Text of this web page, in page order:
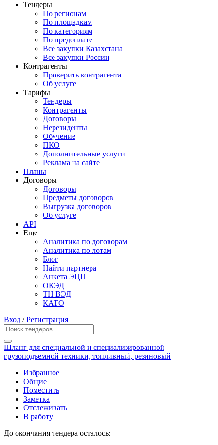
Тендеры
По регионам
По площадкам
По категориям
По предоплате
Все закупки Казахстана
Все закупки России
Контрагенты
Проверить контрагента
Об услуге
Тарифы
Тендеры
Контрагенты
Договоры
Нерезиденты
Обучение
ПКО
Дополнительные услуги
Реклама на сайте
Планы
Договоры
Договоры
Предметы договоров
Выгрузка договоров
Об услуге
API
Еще
Аналитика по договорам
Аналитика по лотам
Блог
Найти партнера
Анкета ЭЦП
ОКЭД
ТН ВЭД
КАТО
Вход /Регистрация
Шланг для специальной и специализированной
грузоподъемной техники, топливный, резиновый
Избранное
Общие
Поместить
Заметка
Отслеживать
В работу
До окончания тендера осталось: